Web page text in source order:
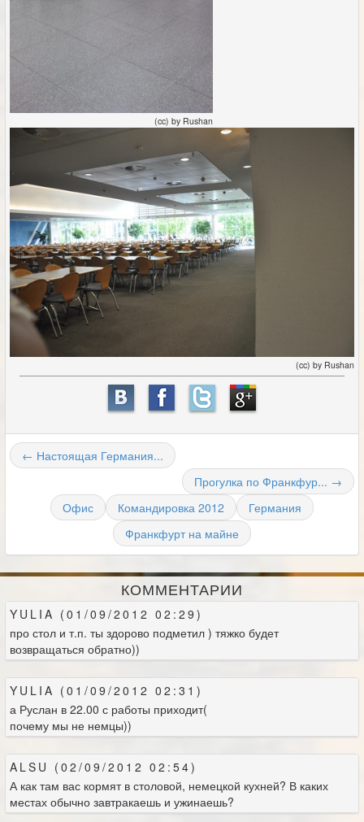
(cc) by Rushan
(cc) by Rushan
← Настоящая Германия...
Прогулка по Франкфур... →
Офис
Командировка 2012
Германия
Франкфурт на майне
КОММЕНТАРИИ
YULIA (01/09/2012 02:29)
про стол и т.п. ты здорово подметил ) тяжко будет
возвращаться обратно))
YULIA (01/09/2012 02:31)
а Руслан в 22.00 с работы приходит(
почему мы не немцы))
ALSU (02/09/2012 02:54)
А как там вас кормят в столовой, немецкой кухней? В каких
местах обычно завтракаешь и ужинаешь?